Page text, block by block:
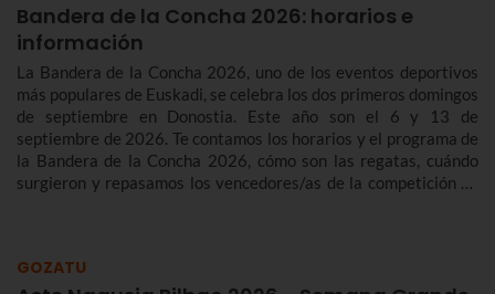
Bandera de la Concha 2026: horarios e
información
La Bandera de la Concha 2026, uno de los eventos deportivos
más populares de Euskadi, se celebra los dos primeros domingos
de septiembre en Donostia. Este año son el 6 y 13 de
septiembre de 2026. Te contamos los horarios y el programa de
la Bandera de la Concha 2026, cómo son las regatas, cuándo
surgieron y repasamos los vencedores/as de la competición de
GOZATU